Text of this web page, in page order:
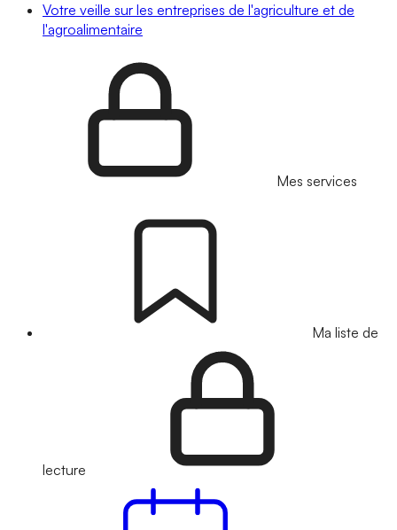
Votre veille sur les entreprises de l'agriculture et de
l'agroalimentaire
Mes services
Ma liste de
lecture